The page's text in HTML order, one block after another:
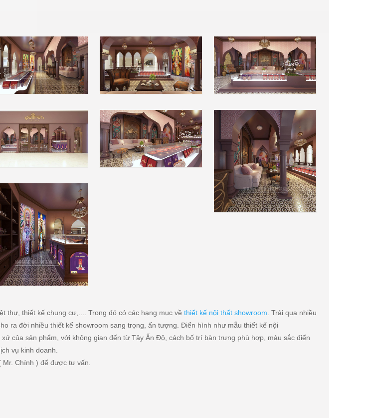
thự, thiết kế chung cư,.... Trong đó có các hạng mục về thiết kế nội thất showroom . Trải qua nhiều
ra đời nhiều thiết kế showroom sang trọng, ấn tượng. Điển hình như mẫu thiết kế nội
của sản phẩm, với không gian đến từ Tây Ấn Độ, cách bố trí bàn trưng phù hợp, màu sắc điển
vụ kinh doanh.
Chính ) để được tư vấn.